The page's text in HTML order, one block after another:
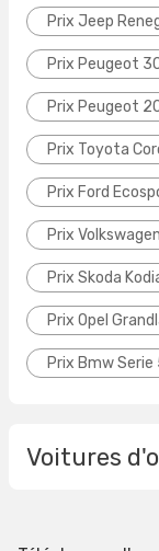
Prix Jeep
Prix Peugeot
Prix Peugeot
Prix Toyota
Prix Ford
Prix
Prix Skoda
Prix Opel
Prix Bmw
Voitures